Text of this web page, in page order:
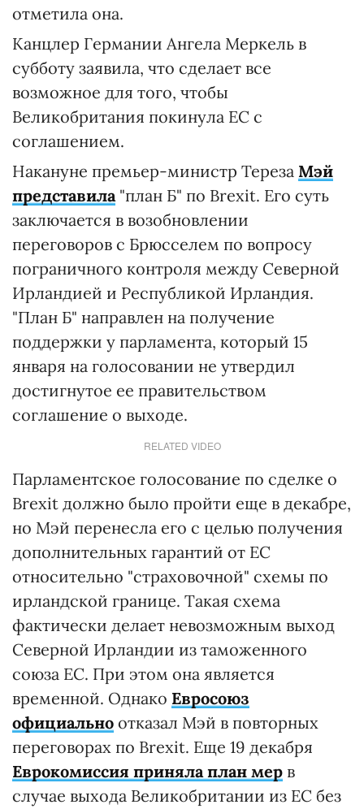
отметила она.
Канцлер Германии Ангела Меркель в
субботу заявила, что сделает все
возможное для того, чтобы
Великобритания покинула ЕС с
соглашением.
Накануне премьер-министр Тереза Мэй
представила"план Б" по Brexit. Его суть
заключается в возобновлении
переговоров с Брюсселем по вопросу
пограничного контроля между Северной
Ирландией и Республикой Ирландия.
"План Б" направлен на получение
поддержки у парламента, который 15
января на голосовании не утвердил
достигнутое ее правительством
соглашение о выходе.
RELATED VIDEO
Парламентское голосование по сделке о
Brexit должно было пройти еще в декабре,
но Мэй перенесла его с целью получения
дополнительных гарантий от ЕС
относительно "страховочной" схемы по
ирландской границе. Такая схема
фактически делает невозможным выход
Северной Ирландии из таможенного
союза ЕС. При этом она является
временной. Однако Евросоюз
официально отказал Мэй в повторных
переговорах по Brexit. Еще 19 декабря
Еврокомиссия приняла план мер в
случае выхода Великобритании из ЕС без